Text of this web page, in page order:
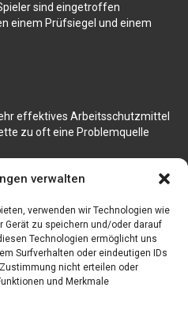
verwalten
verwenden wir Technologien wie
Gerät zu speichern und/oder darauf
Technologien ermöglicht uns
Surfverhalten oder eindeutigen IDs
nicht erteilen oder
und Merkmale
sind eingetroffen
einem Prüfsiegel und einem
effektives Arbeitsschutzmittel
zu oft eine Problemquelle
Senioren
zu machen